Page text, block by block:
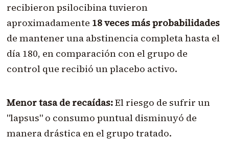
recibieron psilocibina tuvieron
aproximadamente 18 veces más probabilidades
de mantener una abstinencia completa hasta el
día 180, en comparación con el grupo de
control que recibió un placebo activo.
Menor tasa de recaídas:El riesgo de sufrir un
"lapsus" o consumo puntual disminuyó de
manera drástica en el grupo tratado.